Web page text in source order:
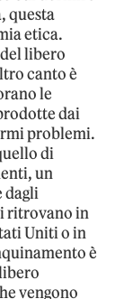
questa
etica.
libero
canto è
le
dai
problemi.
di
un
dagli
ritrovano in
Uniti o in
è
vengono